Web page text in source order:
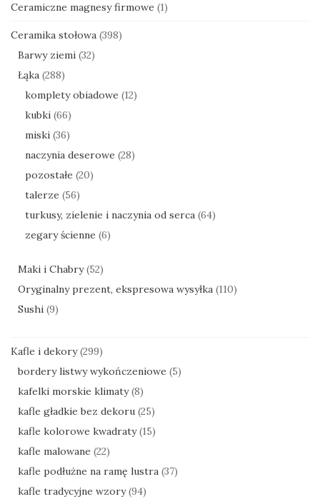
Ceramiczne magnesy firmowe (1)
Ceramika stołowa (398)
Barwy ziemi (32)
Łąka (288)
komplety obiadowe (12)
kubki (66)
miski (36)
naczynia deserowe (28)
pozostałe (20)
talerze (56)
turkusy, zielenie i naczynia od serca (64)
zegary ścienne (6)
Maki i Chabry (52)
Oryginalny prezent, ekspresowa wysyłka (110)
Sushi (9)
Kafle i dekory (299)
bordery listwy wykończeniowe (5)
kafelki morskie klimaty (8)
kafle gładkie bez dekoru (25)
kafle kolorowe kwadraty (15)
kafle malowane (22)
kafle podłużne na ramę lustra (37)
kafle tradycyjne wzory (94)